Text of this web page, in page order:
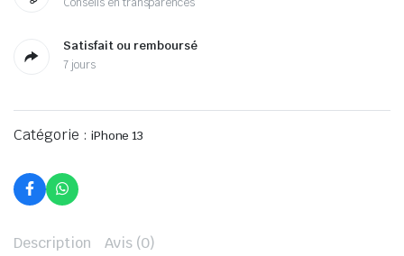
Satisfait ou remboursé
7 jours
Catégorie : iPhone 13
Description Avis (0)